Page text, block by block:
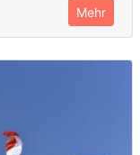
Mehr